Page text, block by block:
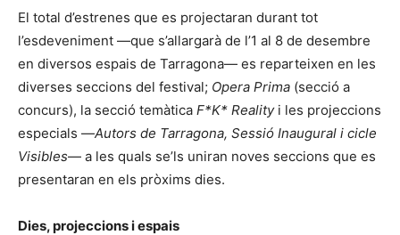
El total d’estrenes que es projectaran durant tot
l’esdeveniment —que s’allargarà de l’1 al 8 de desembre
en diversos espais de Tarragona— es reparteixen en les
diverses seccions del festival; Opera Prima (secció a
concurs), la secció temàtica F*K* Realityi les projeccions
especials —Autors de Tarragona, Sessió Inaugural i cicle
Visibles— a les quals se’ls uniran noves seccions que es
presentaran en els pròxims dies.
Dies, projeccions i espais